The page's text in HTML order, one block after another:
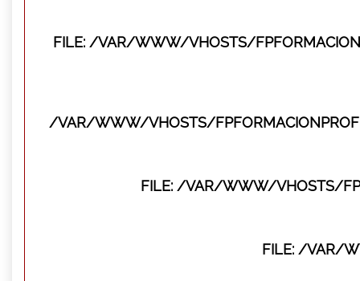
FILE: /VAR/WWW/VHOSTS/
/VAR/WWW/VHOSTS/
FILE: /VAR/WWW/VHOSTS/
FILE: /VAR/